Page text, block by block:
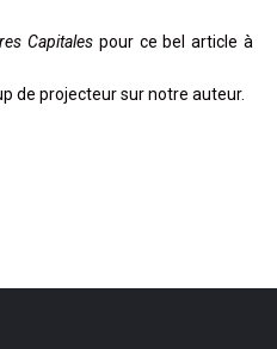
Capitalespour ce bel article à
de projecteur sur notre auteur.